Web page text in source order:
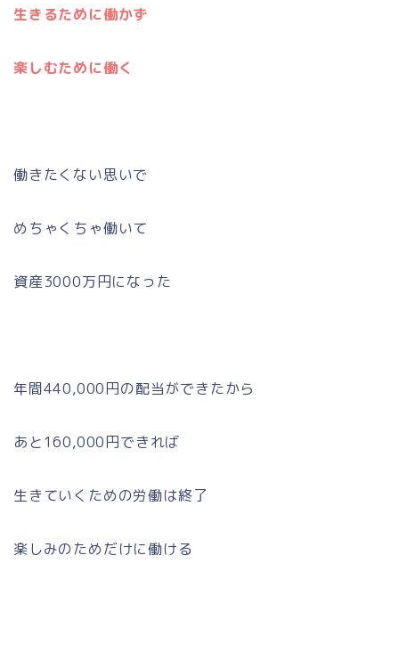
生きるために働かず
楽しむために働く
働きたくない思いで
めちゃくちゃ働いて
資産3000万円になった
年間440,000円の配当ができたから
あと160,000円できれば
生きていくための労働は終了
楽しみのためだけに働ける